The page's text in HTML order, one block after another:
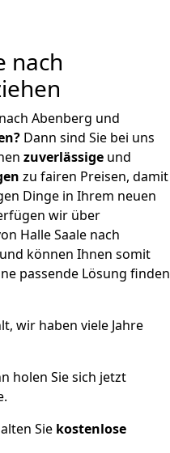
nach
Abenberg und
Dann sind Sie bei uns
zuverlässige und
zu fairen Preisen, damit
Dinge in Ihrem neuen
wir über
Halle Saale nach
können Ihnen somit
passende Lösung finden
wir haben viele Jahre
holen Sie sich jetzt
Sie kostenlose